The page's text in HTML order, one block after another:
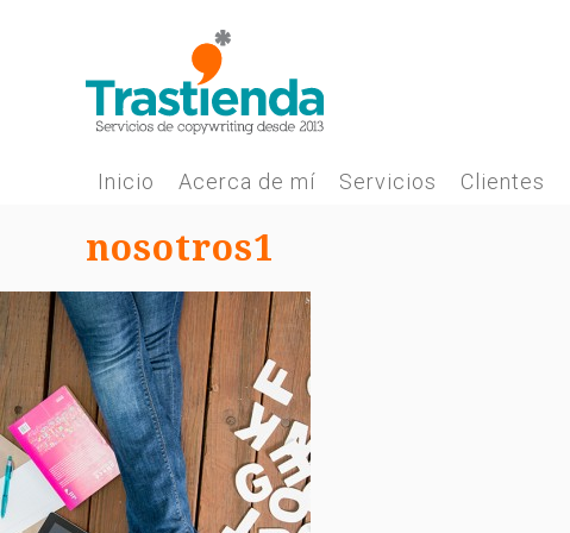
Inicio Acerca de mí Servicios Clientes
nosotros1